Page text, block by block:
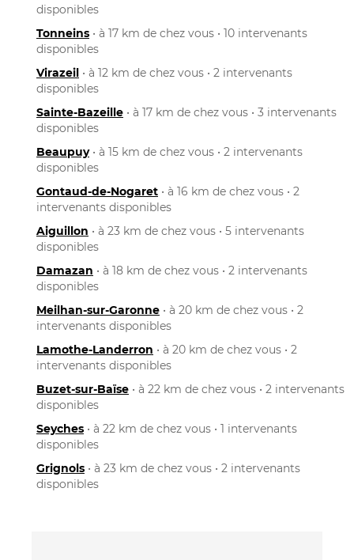
disponibles
Tonneins • à 17 km de chez vous • 10 intervenants
disponibles
Virazeil • à 12 km de chez vous • 2 intervenants
disponibles
Sainte-Bazeille • à 17 km de chez vous • 3 intervenants
disponibles
Beaupuy• à 15 km de chez vous • 2 intervenants
disponibles
Gontaud-de-Nogaret • à 16 km de chez vous • 2
intervenants disponibles
Aiguillon • à 23 km de chez vous • 5 intervenants
disponibles
Damazan • à 18 km de chez vous • 2 intervenants
disponibles
Meilhan-sur-Garonne • à 20 km de chez vous • 2
intervenants disponibles
Lamothe-Landerron • à 20 km de chez vous • 2
intervenants disponibles
Buzet-sur-Baïse • à 22 km de chez vous • 2 intervenants
disponibles
Seyches • à 22 km de chez vous • 1 intervenants
disponibles
Grignols • à 23 km de chez vous • 2 intervenants
disponibles